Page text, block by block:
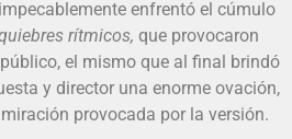
enfrentó el cúmulo
rítmicos, que provocaron
el mismo que al final brindó
y director una enorme ovación,
provocada por la versión.